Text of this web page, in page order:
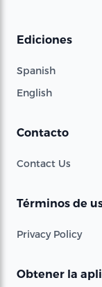
Ediciones
Spanish
English
Contacto
Contact Us
Términos de
Privacy Policy
Obtener la